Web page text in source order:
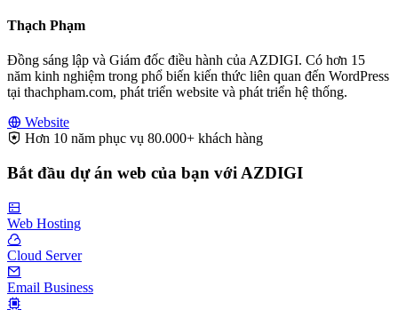
Thạch Phạm
Đồng sáng lập và Giám đốc điều hành của AZDIGI. Có hơn 15
năm kinh nghiệm trong phổ biến kiến thức liên quan đến WordPress
tại thachpham.com, phát triển website và phát triển hệ thống.
Website
Hơn 10 năm phục vụ 80.000+ khách hàng
Bắt đầu dự án web của bạn với AZDIGI
Web Hosting
Cloud Server
Email Business